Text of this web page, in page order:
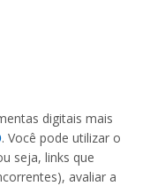
digitais mais
. Você pode utilizar o
seja, links que
avaliar a